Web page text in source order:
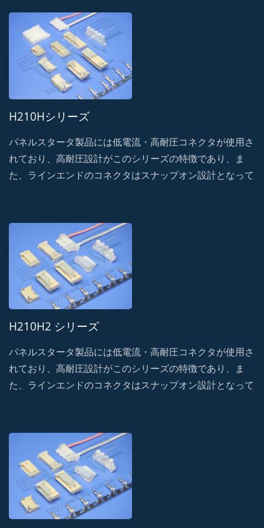
ール機構を採用。
H210Hシリーズ
パネルスタータ製品には低電流・高耐圧コネクタが使用さ
れており、高耐圧設計がこのシリーズの特徴であり、ま
た、ラインエンドのコネクタはスナップオン設計となって
ール機構を採用。
H210H2 シリーズ
パネルスタータ製品には低電流・高耐圧コネクタが使用さ
れており、高耐圧設計がこのシリーズの特徴であり、ま
た、ラインエンドのコネクタはスナップオン設計となって
ール機構を採用。